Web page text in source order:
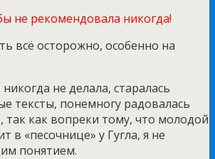
не рекомендовала никогда!
всё осторожно, особенно на
не делала, старалась
тексты, понемногу радовалась
так как вопреки тому, что молодой
в «песочнице» у Гугла, я не
понятием.